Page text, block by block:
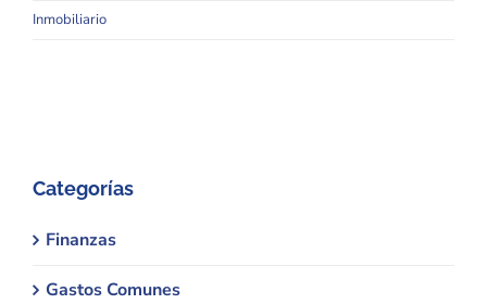
Inmobiliario
Categorías
Finanzas
Gastos Comunes